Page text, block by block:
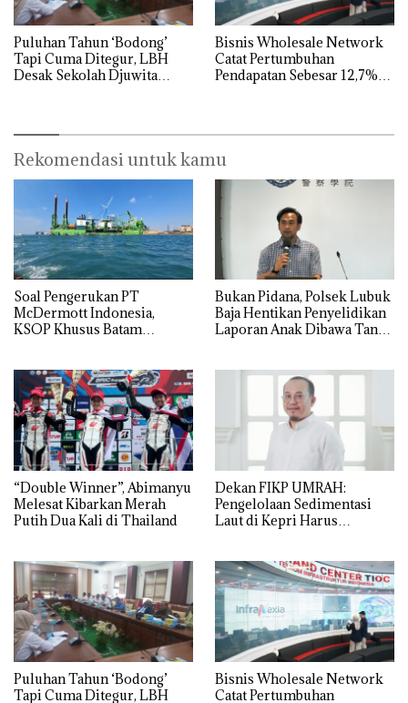
Puluhan Tahun ‘Bodong’
Tapi Cuma Ditegur, LBH
Desak Sekolah Djuwita
Bisnis Wholesale Network
Catat Pertumbuhan
Pendapatan Sebesar 12,7%
Rekomendasi untuk kamu
‎Soal Pengerukan PT
McDermott Indonesia,
KSOP Khusus Batam
Bukan Pidana, Polsek Lubuk
Baja Hentikan Penyelidikan
Laporan Anak Dibawa Tanpa
“Double Winner”, Abimanyu
Melesat Kibarkan Merah
Putih Dua Kali di Thailand
Dekan FIKP UMRAH:
Pengelolaan Sedimentasi
Laut di Kepri Harus
dengan Konservasi
Puluhan Tahun ‘Bodong’
Tapi Cuma Ditegur, LBH
Bisnis Wholesale Network
Catat Pertumbuhan